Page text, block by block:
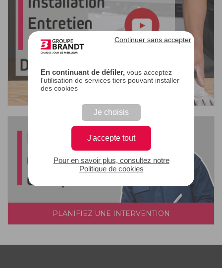
En continuant de défiler, vous acceptez
l'utilisation de services tiers pouvant installer
des cookies
Je choisis
J'accepte tout
Continuer sans accepter
Pour en savoir plus, consultez notre
Politique de cookies
PLANIFIEZ UNE INTERVENTION